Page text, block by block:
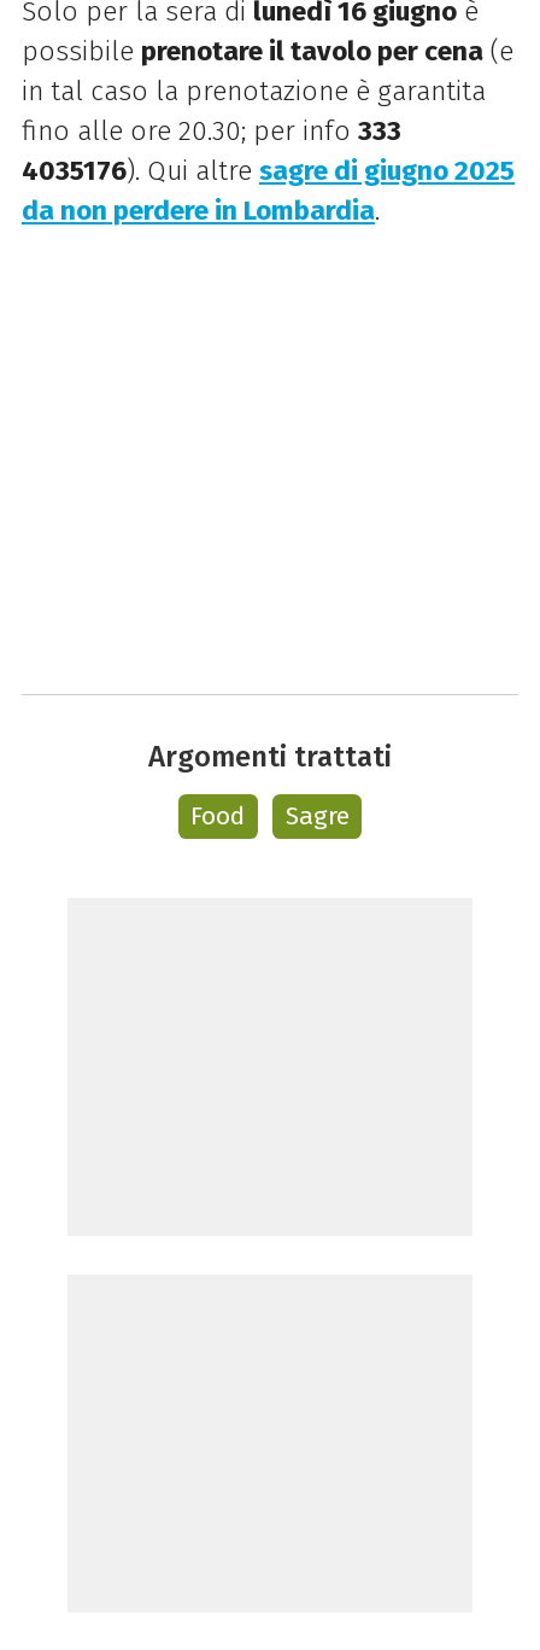
Solo per la sera di lunedì 16 giugnoè
possibile prenotare il tavolo per cena(e
in tal caso la prenotazione è garantita
fino alle ore 20.30; per info 333
4035176). Qui altre sagre di giugno 2025
da non perdere in Lombardia.
Argomenti trattati
Food Sagre